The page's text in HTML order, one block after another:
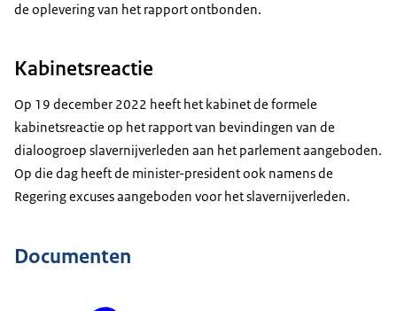
de oplevering van het rapport ontbonden.
Kabinetsreactie
Op 19 december 2022 heeft het kabinet de formele
kabinetsreactie op het rapport van bevindingen van de
dialoogroep slavernijverleden aan het parlement aangeboden.
Op die dag heeft de minister-president ook namens de
Regering excuses aangeboden voor het slavernijverleden.
Documenten